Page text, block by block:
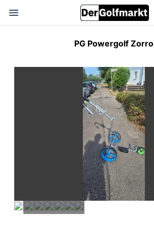
PG Powergolf Zorro